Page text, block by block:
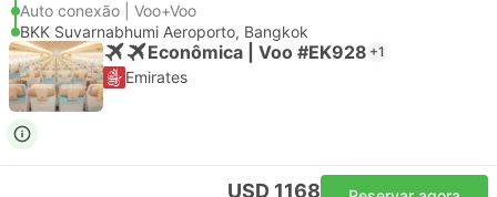
Auto conexão | Voo+Voo
BKK Suvarnabhumi Aeroporto, Bangkok
Econômica | Voo #EK928 +1
Emirates
USD 1168